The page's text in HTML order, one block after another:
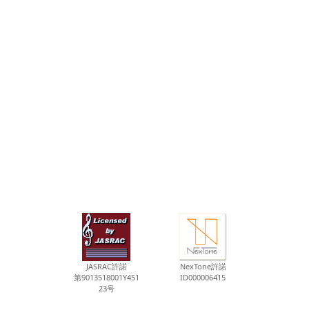
JASRAC許諾
第9013518001Y451
23号
NexTone許諾
ID000006415